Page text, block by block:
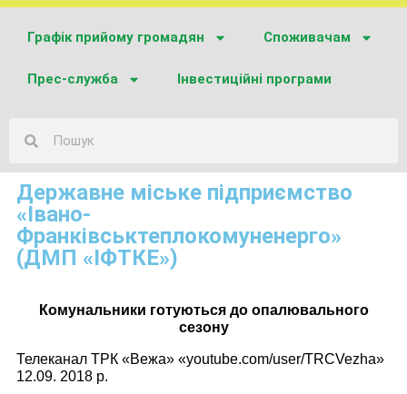
Графік прийому громадян Споживачам
Прес-служба Інвестиційні програми
Державне міське підприємство
«Івано-
Франківськтеплокомуненерго»
(ДМП «ІФТКЕ»)
Комунальники готуються до опалювального
сезону
Телеканал ТРК «Вежа» «youtube.com/user/TRCVezha»
12.09. 2018 р.